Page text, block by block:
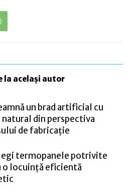
la același autor
un brad artificial cu
natural din perspectiva
de fabricație
termopanele potrivite
o locuință eficientă